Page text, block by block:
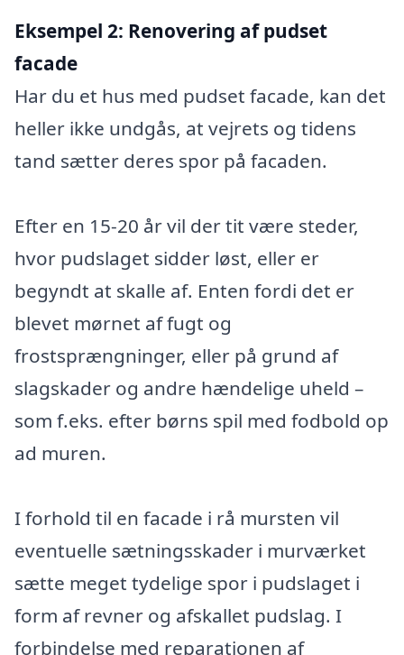
Eksempel 2: Renovering af pudset
facade
Har du et hus med pudset facade, kan det
heller ikke undgås, at vejrets og tidens
tand sætter deres spor på facaden.
Efter en 15-20 år vil der tit være steder,
hvor pudslaget sidder løst, eller er
begyndt at skalle af. Enten fordi det er
blevet mørnet af fugt og
frostsprængninger, eller på grund af
slagskader og andre hændelige uheld –
som f.eks. efter børns spil med fodbold op
ad muren.
I forhold til en facade i rå mursten vil
eventuelle sætningsskader i murværket
sætte meget tydelige spor i pudslaget i
form af revner og afskallet pudslag. I
forbindelse med reparationen af